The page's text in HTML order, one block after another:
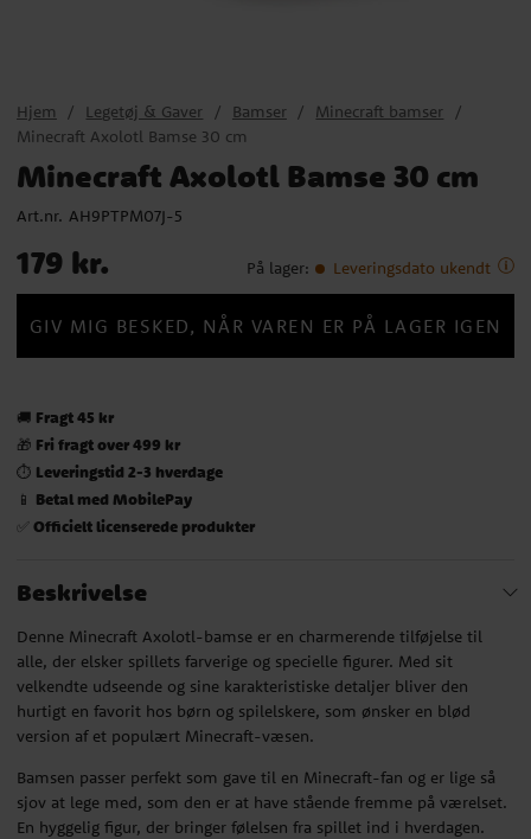
Hjem Legetøj & Gaver Bamser
Minecraft bamser
Minecraft Axolotl Bamse 30 cm
Minecraft Axolotl Bamse 30 cm
Art.nr. AH9PTPM07J-5
Pris:179 kr.
179 kr. På lager: Leveringsdato ukendt
GIV MIG BESKED, NÅR VAREN ER PÅ LAGER IGEN
🚚 Fragt 45 kr
🎁 Fri fragt over 499 kr
⏱️ Leveringstid 2-3 hverdage
📱 Betal med MobilePay
✅ Officielt licenserede produkter
Beskrivelse
Denne Minecraft Axolotl-bamse er en charmerende tilføjelse til
alle, der elsker spillets farverige og specielle figurer. Med sit
velkendte udseende og sine karakteristiske detaljer bliver den
hurtigt en favorit hos børn og spilelskere, som ønsker en blød
version af et populært Minecraft-væsen.
Bamsen passer perfekt som gave til en Minecraft-fan og er lige så
sjov at lege med, som den er at have stående fremme på værelset.
En hyggelig figur, der bringer følelsen fra spillet ind i hverdagen.